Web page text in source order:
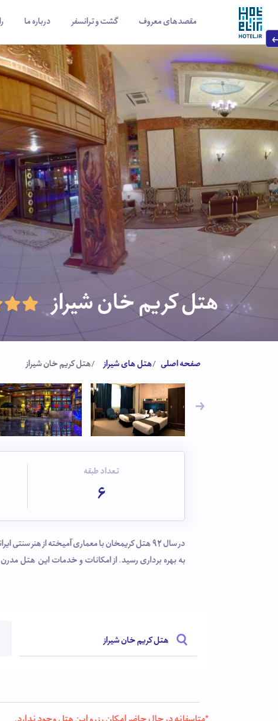
مقصدهای معروف گشت و ترانسفر درباره ما
هتل کریم خان شیراز
صفحه اصلی هتل های شیراز هتل کریم خان شیراز
در سال 92 هتل کریمخان با معماری آمیخته از
به بهره برداری رسید. از امکانات و خدمات این هتل
شادابی، رستوران با غذاهای لذیذ ایرانی، دیزی سرا
تعداد طبقه
6
هتل کریم خان شیراز